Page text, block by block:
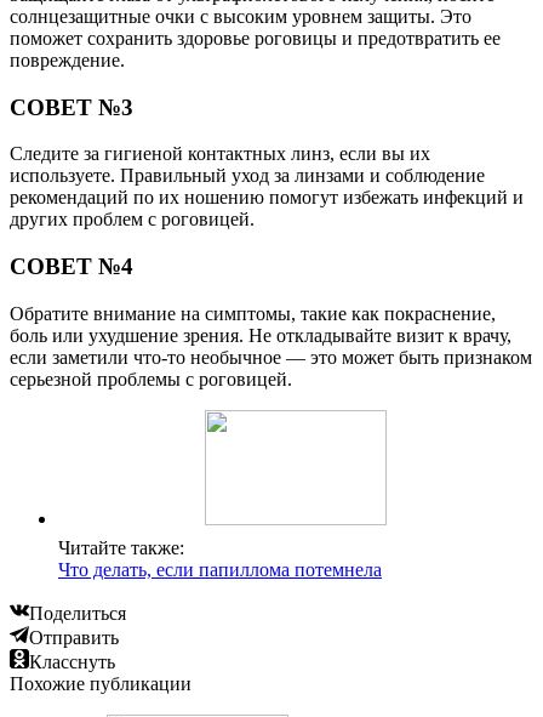
солнцезащитные очки с высоким уровнем защиты. Это
поможет сохранить здоровье роговицы и предотвратить ее
повреждение.
СОВЕТ №3
Следите за гигиеной контактных линз, если вы их
используете. Правильный уход за линзами и соблюдение
рекомендаций по их ношению помогут избежать инфекций и
других проблем с роговицей.
СОВЕТ №4
Обратите внимание на симптомы, такие как покраснение,
боль или ухудшение зрения. Не откладывайте визит к врачу,
если заметили что-то необычное — это может быть признаком
серьезной проблемы с роговицей.
Читайте также:
Что делать, если папиллома потемнела
Поделиться
Отправить
Класснуть
Похожие публикации